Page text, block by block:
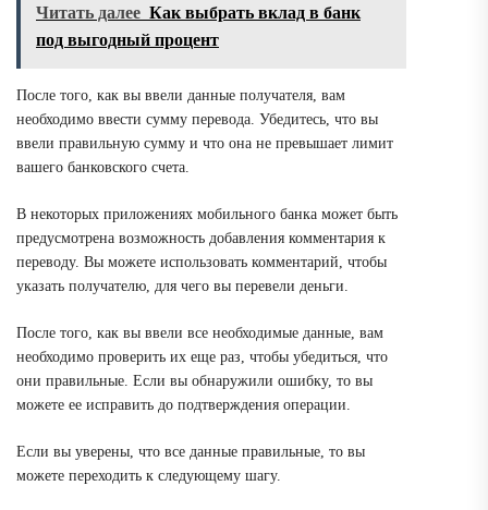
Читать далее Как выбрать вклад в банк
под выгодный процент
После того, как вы ввели данные получателя, вам
необходимо ввести сумму перевода. Убедитесь, что вы
ввели правильную сумму и что она не превышает лимит
вашего банковского счета.
В некоторых приложениях мобильного банка может быть
предусмотрена возможность добавления комментария к
переводу. Вы можете использовать комментарий, чтобы
указать получателю, для чего вы перевели деньги.
После того, как вы ввели все необходимые данные, вам
необходимо проверить их еще раз, чтобы убедиться, что
они правильные. Если вы обнаружили ошибку, то вы
можете ее исправить до подтверждения операции.
Если вы уверены, что все данные правильные, то вы
можете переходить к следующему шагу.